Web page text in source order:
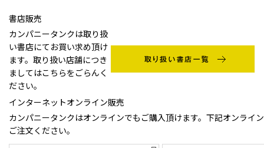
書店販売
カンパニータンクは取り扱
い書店にてお買い求め頂け
ます。取り扱い店舗につき
ましてはこちらをごらんく
ださい。
インターネットオンライン販売
カンパニータンクはオンラインでもご購入頂けます。下記オンライ
ご注文ください。